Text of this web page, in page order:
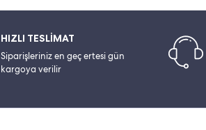
HIZLI TESLİMAT
Siparişleriniz en geç ertesi gün
kargoya verilir